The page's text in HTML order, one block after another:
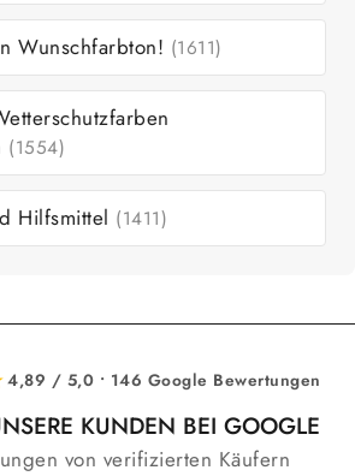
Wunschfarbton! (1611)
(1554)
Hilfsmittel (1411)
4,89 / 5,0 • 146 Google Bewertungen
KUNDEN BEI GOOGLE
von verifizierten Käufern